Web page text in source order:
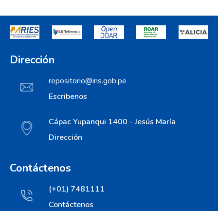
Dirección
repositorio@ins.gob.pe
Escribenos
Cápac Yupanqui 1400 - Jesús María
Dirección
Contáctenos
(+01) 7481111
Contáctenos